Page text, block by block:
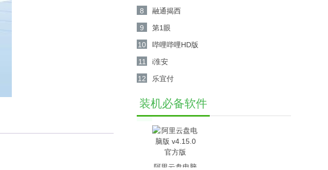
8 融通揭西
9 第1眼
10 哔哩哔哩HD版
11 i淮安
12 乐宜付
装机必备软件
阿里云盘电脑